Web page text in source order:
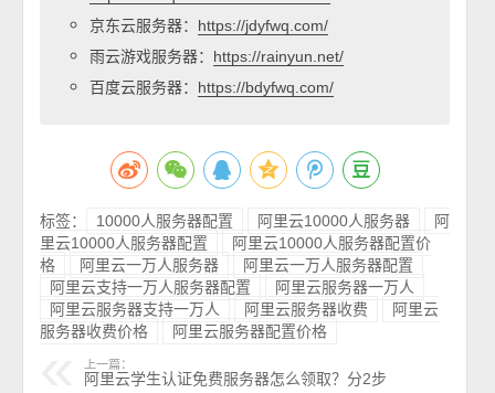
京东云服务器： https://jdyfwq.com/
雨云游戏服务器： https://rainyun.net/
百度云服务器： https://bdyfwq.com/
标签： 10000人服务器配置 阿里云10000人服务器
阿
里云10000人服务器配置
阿里云10000人服务器配置价
格
阿里云一万人服务器
阿里云一万人服务器配置
阿里云支持一万人服务器配置
阿里云服务器一万人
阿里云服务器支持一万人
阿里云服务器收费
阿里云
服务器收费价格
阿里云服务器配置价格
上一篇：
阿里云学生认证免费服务器怎么领取？分2步